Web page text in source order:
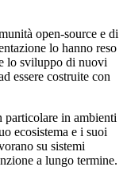
open-source e di
lo hanno reso
lo sviluppo di nuovi
essere costruite con
particolare in ambienti
ecosistema e i suoi
su sistemi
a lungo termine.